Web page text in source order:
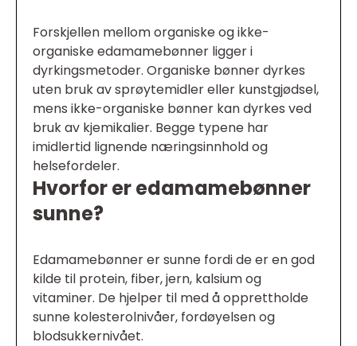
Forskjellen mellom organiske og ikke-
organiske edamamebønner ligger i
dyrkingsmetoder. Organiske bønner dyrkes
uten bruk av sprøytemidler eller kunstgjødsel,
mens ikke-organiske bønner kan dyrkes ved
bruk av kjemikalier. Begge typene har
imidlertid lignende næringsinnhold og
helsefordeler.
Hvorfor er edamamebønner
sunne?
Edamamebønner er sunne fordi de er en god
kilde til protein, fiber, jern, kalsium og
vitaminer. De hjelper til med å opprettholde
sunne kolesterolnivåer, fordøyelsen og
blodsukkernivået.